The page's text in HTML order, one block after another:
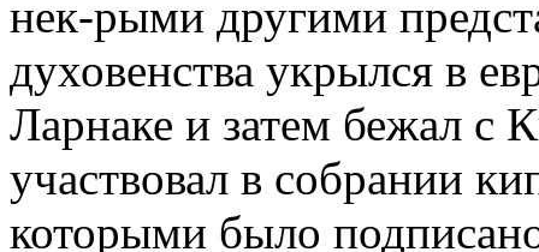
нек-рыми другими
духовенства укрылся в
Ларнаке и затем бежал с
участвовал в собрании
которыми было